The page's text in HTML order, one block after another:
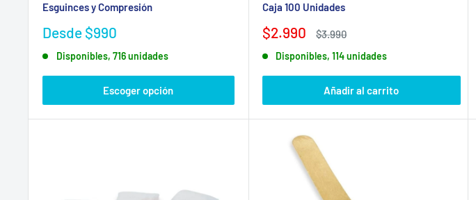
Esguinces y Compresión
Precio
venta
Desde $990
Disponibles, 716 unidades
Escoger opción
Caja 100 Unidades
Precio
venta
$2.990
Precio
$3.990
Disponibles, 114 unidades
Añadir al carrito